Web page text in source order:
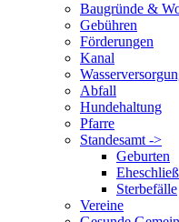
Baugründe &
Gebühren
Förderungen
Kanal
Abfall
Hundehaltung
Pfarre
Standesamt ->
Geburten
Sterbefälle
Vereine